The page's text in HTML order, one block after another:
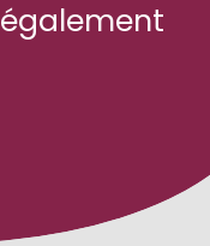
également